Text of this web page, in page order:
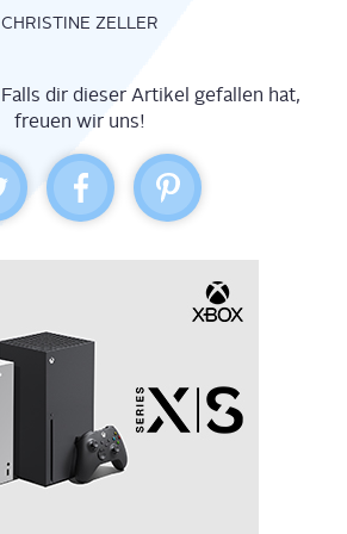
CHRISTINE ZELLER
Falls dir dieser Artikel gefallen hat,
freuen wir uns!